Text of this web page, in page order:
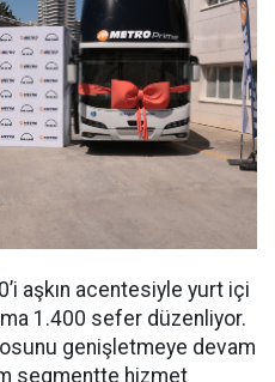
aşkın acentesiyle yurt içi
1.400 sefer düzenliyor.
genişletmeye devam
segmentte hizmet